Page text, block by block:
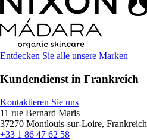
Entdecken Sie alle unsere Marken
Kundendienst in Frankreich
Kontaktieren Sie uns
11 rue Bernard Maris
37270 Montlouis-sur-Loire, Frankreich
+33 1 86 47 62 58